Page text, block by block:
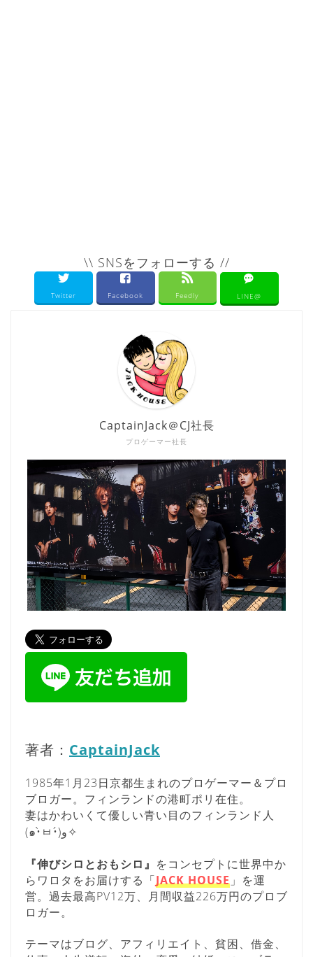
\\ SNSをフォローする //
Twitter Facebook Feedly LINE@
プロゲーマー社長
CaptainJack＠CJ社長
著者： CaptainJack
1985年1月23日京都生まれのプロゲーマー＆プロ
ブロガー。フィンランドの港町ポリ在住。
妻はかわいくて優しい青い目のフィンランド人
(๑•̀ㅂ•́)و✧
『伸びシロとおもシロ』 をコンセプトに世界中か
らワロタをお届けする「JACK HOUSE 」を運
営。過去最高PV12万、月間収益226万円のプロブ
ロガー。
テーマはブログ、アフィリエイト、貧困、借金、